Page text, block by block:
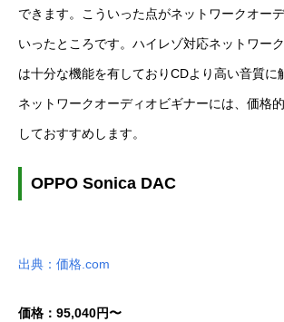
できます。こういった点がネットワークオー
いったところです。ハイレゾ対応ネットワー
は十分な機能を有しておりCDより高い音質に
ネットワークオーディオビギナーには、価格
しておすすめします。
OPPO Sonica DAC
出典：価格.com
価格：95,040円〜